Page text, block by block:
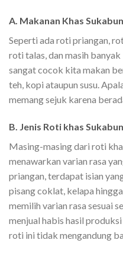
A. Makanan Khas
Seperti ada roti priangan,
roti talas, dan masih
sangat cocok kita makan
teh, kopi ataupun susu.
memang sejuk karena
B. Jenis Roti khas
Masing-masing dari roti
menawarkan varian rasa
priangan, terdapat isian
pisang coklat, kelapa
memilih varian rasa sesuai
menjual habis hasil
roti ini tidak mengandung